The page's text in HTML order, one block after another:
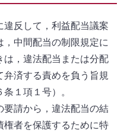
反して，利益配当議案
，中間配当の制限規定に
は，違法配当または分配
済する責めを負う旨規
１項１号）。
要請から，違法配当の結
権者を保護するために特